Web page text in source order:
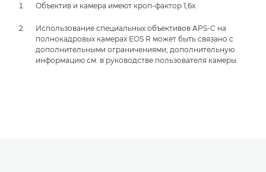
Объектив и камера имеют кроп-фактор 1,6x.
Использование специальных объективов APS-C на
полнокадровых камерах EOS R может быть связано с
дополнительными ограничениями; дополнительную
информацию см. в руководстве пользователя камеры.